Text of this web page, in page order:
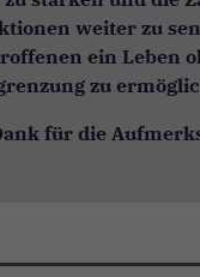
weiter zu
ein Leben
zu
für die